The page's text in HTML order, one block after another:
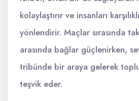
kolaylaştırır ve insanları
yönlendirir. Maçlar sırasında
arasında bağlar güçlenirken,
tribünde bir araya gelerek
teşvik eder.